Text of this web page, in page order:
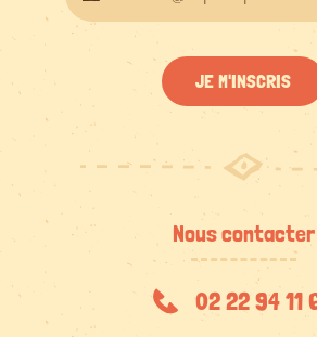
JE M'INSCRIS
Nous contacter
02 22 94 11